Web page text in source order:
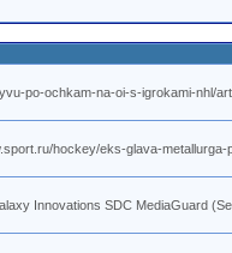
po-ochkam-na-oi-s-igrokami-nhl/
hockey/eks-glava-
Innovations SDС MediaGuard